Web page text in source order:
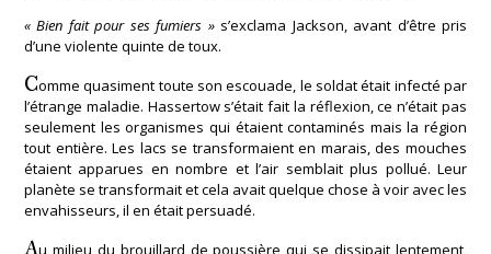
« Bien fait pour ses fumiers »s’exclama Jackson, avant d’être pris
d’une violente quinte de toux.
Comme quasiment toute son escouade, le soldat était infecté par
l’étrange maladie. Hassertow s’était fait la réflexion, ce n’était pas
seulement les organismes qui étaient contaminés mais la région
tout entière. Les lacs se transformaient en marais, des mouches
étaient apparues en nombre et l’air semblait plus pollué. Leur
planète se transformait et cela avait quelque chose à voir avec les
envahisseurs, il en était persuadé.
Au milieu du brouillard de poussière qui se dissipait lentement,